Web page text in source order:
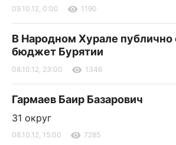
09.10.12, 0:00 1190
В Народном Хурале публично
бюджет Бурятии
08.10.12, 23:00 1346
Гармаев Баир Базарович
31 округ
08.10.12, 15:00 7285